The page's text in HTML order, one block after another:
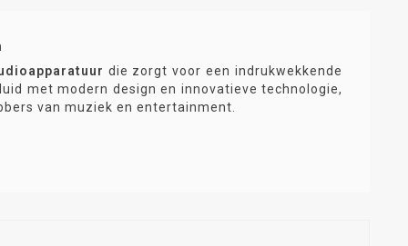
die zorgt voor een indrukwekkende
met modern design en innovatieve technologie,
van muziek en entertainment.